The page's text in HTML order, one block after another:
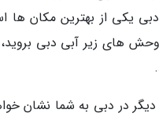
یکی از بهترین مکان ها
های زیر آبی دبی بروید،
در دبی به شما نشان